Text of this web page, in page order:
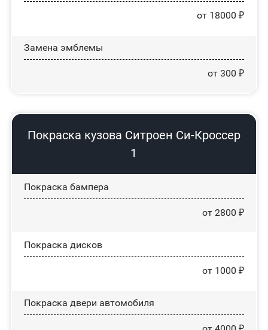
от 18000 ₽
Замена эмблемы
от 300 ₽
Покраска кузова Ситроен Си-Кроссер
1
Покраска бампера
от 2800 ₽
Покраска дисков
от 1000 ₽
Покраска двери автомобиля